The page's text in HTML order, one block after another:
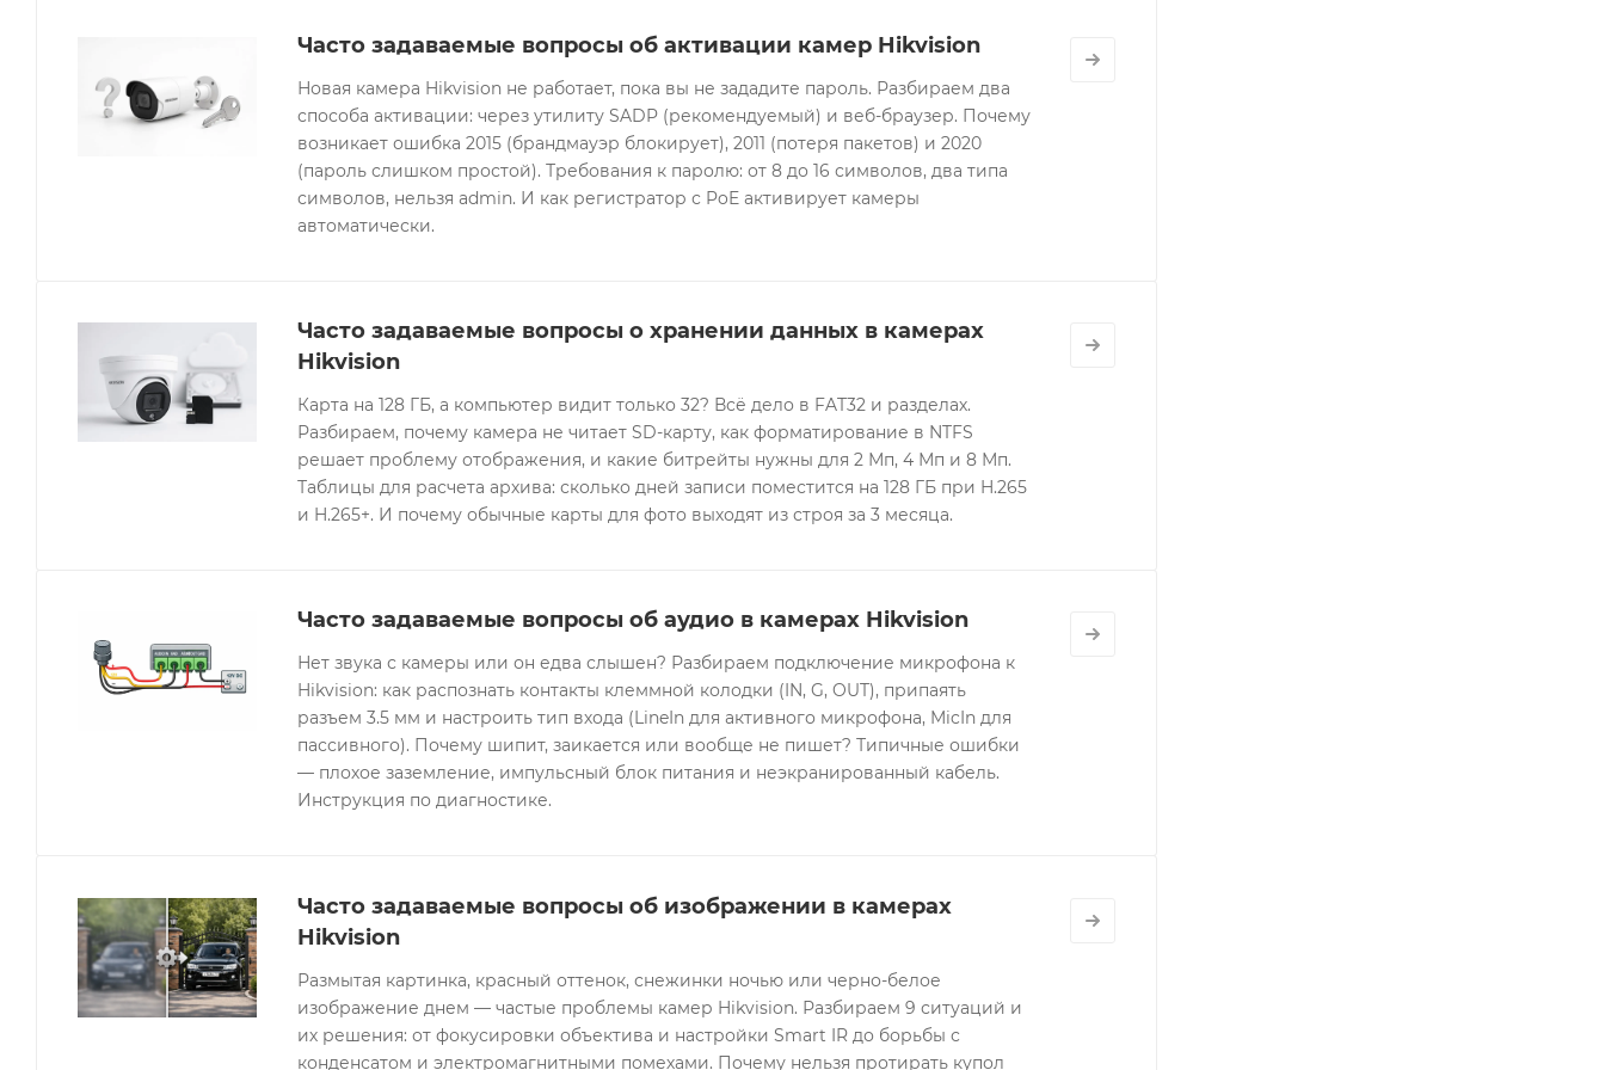
Часто задаваемые вопросы об активации камер Hikvision
Новая камера Hikvision не работает, пока вы не зададите пароль. Разбираем два
способа активации: через утилиту SADP (рекомендуемый) и веб-браузер. Почему
возникает ошибка 2015 (брандмауэр блокирует), 2011 (потеря пакетов) и 2020
(пароль слишком простой). Требования к паролю: от 8 до 16 символов, два типа
символов, нельзя admin. И как регистратор с PoE активирует камеры
автоматически.
Часто задаваемые вопросы о хранении данных в камерах
Hikvision
Карта на 128 ГБ, а компьютер видит только 32? Всё дело в FAT32 и разделах.
Разбираем, почему камера не читает SD-карту, как форматирование в NTFS
решает проблему отображения, и какие битрейты нужны для 2 Мп, 4 Мп и 8 Мп.
Таблицы для расчета архива: сколько дней записи поместится на 128 ГБ при H.265
и H.265+. И почему обычные карты для фото выходят из строя за 3 месяца.
Часто задаваемые вопросы об аудио в камерах Hikvision
Нет звука с камеры или он едва слышен? Разбираем подключение микрофона к
Hikvision: как распознать контакты клеммной колодки (IN, G, OUT), припаять
разъем 3.5 мм и настроить тип входа (LineIn для активного микрофона, MicIn для
пассивного). Почему шипит, заикается или вообще не пишет? Типичные ошибки
— плохое заземление, импульсный блок питания и неэкранированный кабель.
Инструкция по диагностике.
Часто задаваемые вопросы об изображении в камерах
Hikvision
Размытая картинка, красный оттенок, снежинки ночью или черно-белое
изображение днем — частые проблемы камер Hikvision. Разбираем 9 ситуаций и
их решения: от фокусировки объектива и настройки Smart IR до борьбы с
конденсатом и электромагнитными помехами. Почему нельзя протирать купол